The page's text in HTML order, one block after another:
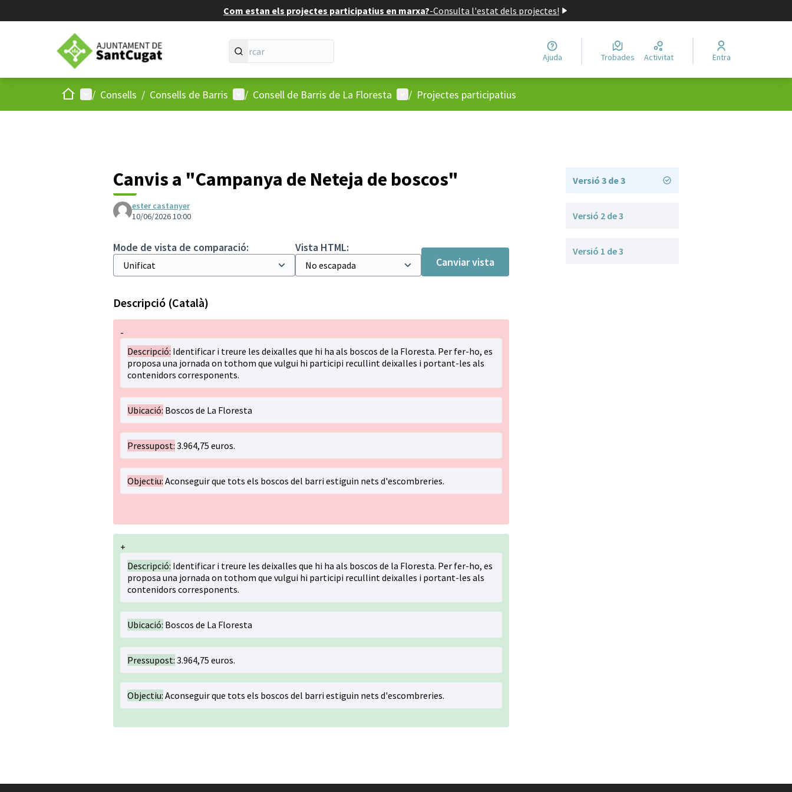
Com estan els projectes participatius en marxa?-Consulta l'estat dels projectes!
Ajuda Trobades Activitat Entra
Inici Menú principal
/ Consells / Consells de Barris Menú d'usuari
/ Consell de Barris de La Floresta Menú d'usuari
/ Projectes participatius
Canvis a "Campanya de Neteja de boscos"
ester castanyer
10/06/2026 10:00
Mode de vista de comparació:
Vista HTML:
Canviar vista
Descripció (Català)
-
Descripció: Identificar i treure les deixalles que hi ha als boscos de la Floresta. Per fer-ho, es
proposa una jornada on tothom que vulgui hi participi recullint deixalles i portant-les als
contenidors corresponents.
Ubicació: Boscos de La Floresta
Pressupost: 3.964,75 euros.
Objectiu: Aconseguir que tots els boscos del barri estiguin nets d'escombreries.
+
Descripció: Identificar i treure les deixalles que hi ha als boscos de la Floresta. Per fer-ho, es
proposa una jornada on tothom que vulgui hi participi recullint deixalles i portant-les als
contenidors corresponents.
Ubicació: Boscos de La Floresta
Pressupost: 3.964,75 euros.
Objectiu: Aconseguir que tots els boscos del barri estiguin nets d'escombreries.
Versió 3 de 3
Versió 2 de 3
Versió 1 de 3